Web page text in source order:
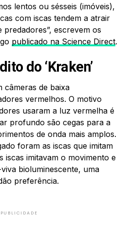
lentos ou sésseis (imóveis),
com iscas tendem a atrair
escrevem os
publicado na Science Direct.
do ‘Kraken’
câmeras de baixa
vermelhos. O motivo
usaram a luz vermelha é
profundo são cegas para a
de onda mais amplos.
foram as iscas que imitam
iscas imitavam o movimento e
bioluminescente, uma
preferência.
PUBLICIDADE